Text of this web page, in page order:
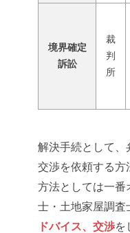
境界確定
訴訟
裁
判
所
解決手続として、
交渉を依頼する方
方法としては一番
士・土地家屋調査
ドバイス、交渉を